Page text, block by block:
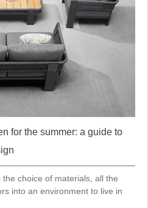
for the summer: a guide to
choice of materials, all the
into an environment to live in